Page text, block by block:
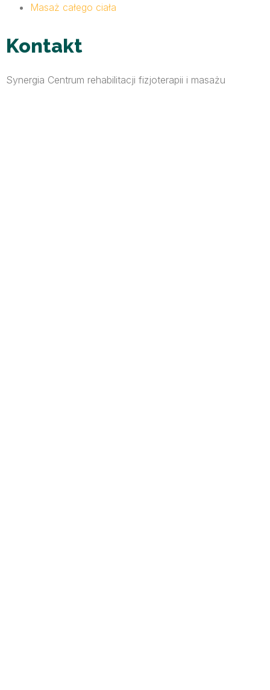
Masaż całego ciała
Kontakt
Synergia Centrum rehabilitacji fizjoterapii i masażu